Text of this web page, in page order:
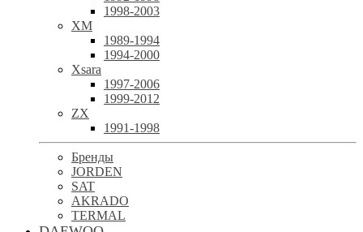
1998-2003
XM
1989-1994
1994-2000
Xsara
1997-2006
1999-2012
ZX
1991-1998
Бренды
JORDEN
SAT
AKRADO
TERMAL